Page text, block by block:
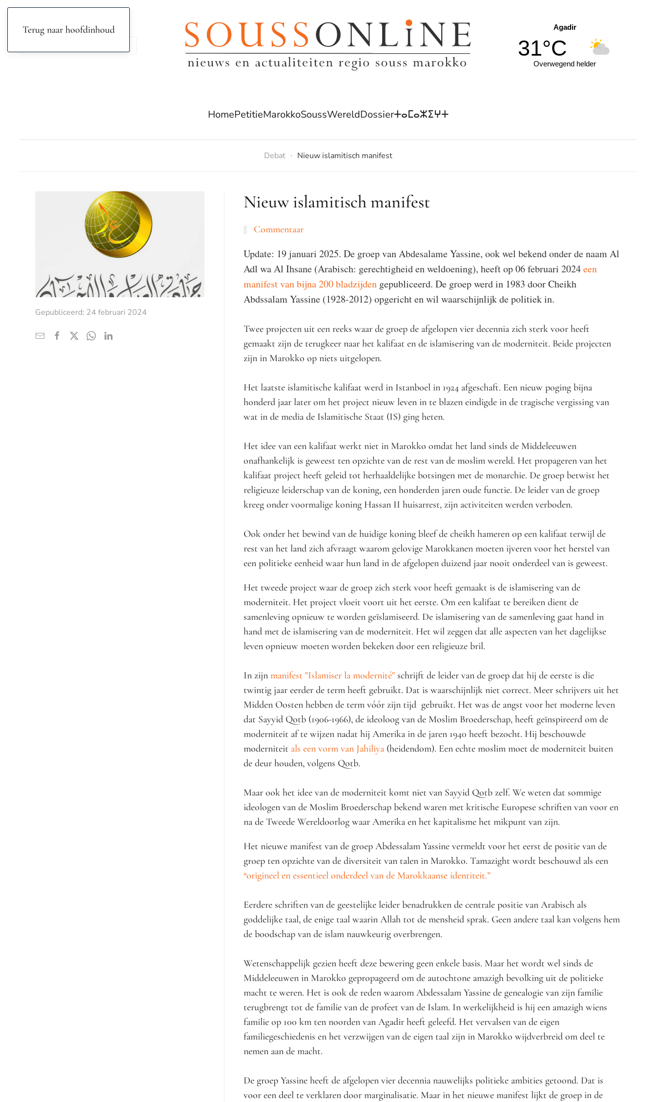
Terug naar hoofdinhoud Agadir
31°C
Overwegend helder
HomePetitieMarokkoSoussWereldDossierⵜⴰⵎⴰⵣⵉⵖⵜ
Debat Nieuw islamitisch manifest
Gepubliceerd: 24 februari 2024
Nieuw islamitisch manifest
Commentaar
Update: 19 januari 2025. De groep van Abdesalame Yassine, ook wel bekend onder de naam Al
Adl wa Al Ihsane (Arabisch: gerechtigheid en weldoening), heeft op 06 februari 2024een
manifest van bijna 200 bladzijdengepubliceerd. De groep werd in 1983 door Cheikh
Abdssalam Yassine (1928-2012) opgericht en wil waarschijnlijk de politiek in.
Twee projecten uit een reeks waar de groep de afgelopen vier decennia zich sterk voor heeft
gemaakt zijn de terugkeer naar het kalifaat en de islamisering van de moderniteit. Beide projecten
zijn in Marokko op niets uitgelopen.
Het laatste islamitische kalifaat werd in Istanboel in 1924 afgeschaft. Een nieuw poging bijna
honderd jaar later om het project nieuw leven in te blazen eindigde in de tragische vergissing van
wat in de media de Islamitische Staat (IS) ging heten.
Het idee van een kalifaat werkt niet in Marokko omdat het land sinds de Middeleeuwen
onafhankelijk is geweest ten opzichte van de rest van de moslim wereld. Het propageren van het
kalifaat project heeft geleid tot herhaaldelijke botsingen met de monarchie. De groep betwist het
religieuze leiderschap van de koning, een honderden jaren oude functie. De leider van de groep
kreeg onder voormalige koning Hassan II huisarrest, zijn activiteiten werden verboden.
Ook onder het bewind van de huidige koning bleef de cheikh hameren op een kalifaat terwijl de
rest van het land zich afvraagt waarom gelovige Marokkanen moeten ijveren voor het herstel van
een politieke eenheid waar hun land in de afgelopen duizend jaar nooit onderdeel van is geweest.
Het tweede project waar de groep zich sterk voor heeft gemaakt is de islamisering van de
moderniteit. Het project vloeit voort uit het eerste. Om een kalifaat te bereiken dient de
samenleving opnieuw te worden geïslamiseerd. De islamisering van de samenleving gaat hand in
hand met de islamisering van de moderniteit. Het wil zeggen dat alle aspecten van het dagelijkse
leven opnieuw moeten worden bekeken door een religieuze bril.
In zijnmanifest "Islamiser la modernité"schrijft de leider van de groep dat hij de eerste is die
twintig jaar eerder de term heeft gebruikt. Dat is waarschijnlijk niet correct. Meer schrijvers uit het
Midden Oosten hebben de term vóór zijn tijd gebruikt. Het was de angst voor het moderne leven
dat Sayyid Qotb (1906-1966), de ideoloog van de Moslim Broederschap, heeft geïnspireerd om de
moderniteit af te wijzen nadat hij Amerika in de jaren 1940 heeft bezocht. Hij beschouwde
moderniteit als een vorm van Jahiliya (heidendom). Een echte moslim moet de moderniteit buiten
de deur houden, volgens Qotb.
Maar ook het idee van de moderniteit komt niet van Sayyid Qotb zelf. We weten dat sommige
ideologen van de Moslim Broederschap bekend waren met kritische Europese schriften van voor en
na de Tweede Wereldoorlog waar Amerika en het kapitalisme het mikpunt van zijn.
Het nieuwe manifest van de groep Abdessalam Yassine vermeldt voor het eerst de positie van de
groep ten opzichte van de diversiteit van talen in Marokko. Tamazight wordt beschouwd als een
“origineel en essentieel onderdeel van de Marokkaanse identiteit.”
Eerdere schriften van de geestelijke leider benadrukken de centrale positie van Arabisch als
goddelijke taal, de enige taal waarin Allah tot de mensheid sprak. Geen andere taal kan volgens hem
de boodschap van de islam nauwkeurig overbrengen.
Wetenschappelijk gezien heeft deze bewering geen enkele basis. Maar het wordt wel sinds de
Middeleeuwen in Marokko gepropageerd om de autochtone amazigh bevolking uit de politieke
macht te weren. Het is ook de reden waarom Abdessalam Yassine de genealogie van zijn familie
terugbrengt tot de familie van de profeet van de Islam. In werkelijkheid is hij een amazigh wiens
familie op 100 km ten noorden van Agadir heeft geleefd. Het vervalsen van de eigen
familiegeschiedenis en het verzwijgen van de eigen taal zijn in Marokko wijdverbreid om deel te
nemen aan de macht.
De groep Yassine heeft de afgelopen vier decennia nauwelijks politieke ambities getoond. Dat is
voor een deel te verklaren door marginalisatie. Maar in het nieuwe manifest lijkt de groep in de